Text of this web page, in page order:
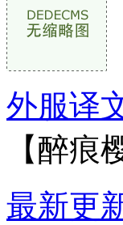
外服译
【醉痕
最新更